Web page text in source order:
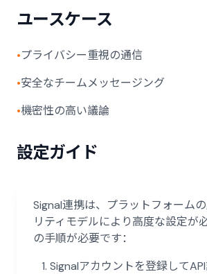
ユースケース
•プライバシー重視の通信
•安全なチームメッセージング
•機密性の高い議論
設定ガイド
Signal連携は、プラットフォーム
リティモデルにより高度な設定が
の手順が必要です：
Signalアカウントを登録して